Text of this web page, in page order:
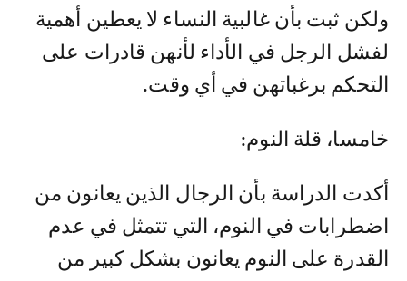
ولكن ثبت بأن غالبية النساء لا يعطين أهمية
لفشل الرجل في الأداء لأنهن قادرات على
التحكم برغباتهن في أي وقت.
خامسا، قلة النوم:
أكدت الدراسة بأن الرجال الذين يعانون من
اضطرابات في النوم، التي تتمثل في عدم
القدرة على النوم يعانون بشكل كبير من